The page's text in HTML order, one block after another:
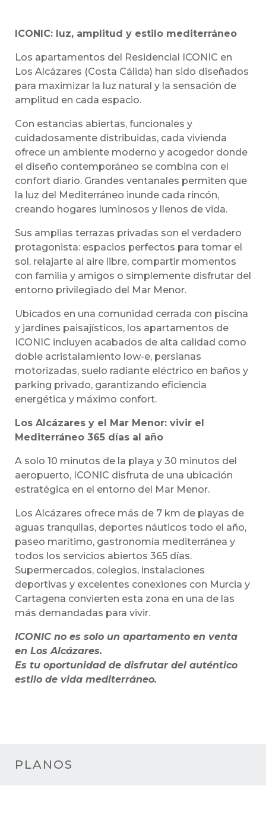
ICONIC: luz, amplitud y estilo mediterráneo
Los apartamentos del Residencial ICONIC en
Los Alcázares (Costa Cálida) han sido diseñados
para maximizar la luz natural y la sensación de
amplitud en cada espacio.
Con estancias abiertas, funcionales y
cuidadosamente distribuidas, cada vivienda
ofrece un ambiente moderno y acogedor donde
el diseño contemporáneo se combina con el
confort diario. Grandes ventanales permiten que
la luz del Mediterráneo inunde cada rincón,
creando hogares luminosos y llenos de vida.
Sus amplias terrazas privadas son el verdadero
protagonista: espacios perfectos para tomar el
sol, relajarte al aire libre, compartir momentos
con familia y amigos o simplemente disfrutar del
entorno privilegiado del Mar Menor.
Ubicados en una comunidad cerrada con piscina
y jardines paisajísticos, los apartamentos de
ICONIC incluyen acabados de alta calidad como
doble acristalamiento low-e, persianas
motorizadas, suelo radiante eléctrico en baños y
parking privado, garantizando eficiencia
energética y máximo confort.
Los Alcázares y el Mar Menor: vivir el
Mediterráneo 365 días al año
A solo 10 minutos de la playa y 30 minutos del
aeropuerto, ICONIC disfruta de una ubicación
estratégica en el entorno del Mar Menor.
Los Alcázares ofrece más de 7 km de playas de
aguas tranquilas, deportes náuticos todo el año,
paseo marítimo, gastronomía mediterránea y
todos los servicios abiertos 365 días.
Supermercados, colegios, instalaciones
deportivas y excelentes conexiones con Murcia y
Cartagena convierten esta zona en una de las
más demandadas para vivir.
ICONIC no es solo un apartamento en venta
en Los Alcázares.
Es tu oportunidad de disfrutar del auténtico
estilo de vida mediterráneo.
PLANOS